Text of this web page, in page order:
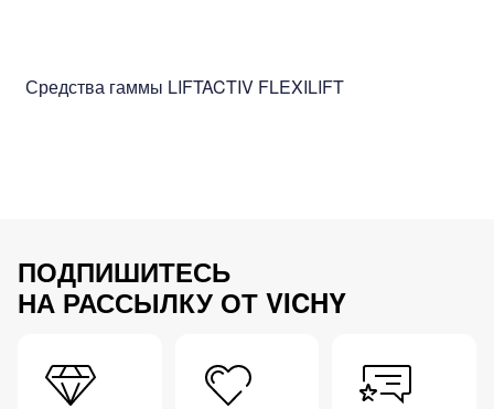
Средства гаммы LIFTACTIV FLEXILIFT
ПОДПИШИТЕСЬ
НА РАССЫЛКУ ОТ VICHY